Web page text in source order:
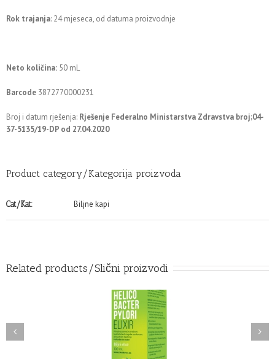
Rok trajanja: 24 mjeseca, od datuma proizvodnje
Neto količina: 50 mL
Barcode 3872770000231
Broj i datum rješenja: Rješenje Federalno Ministarstva Zdravstva broj;04-
37-5135/19-DP od 27.04.2020
Product category/Kategorija proizvoda
Cat/Kat: Biljne kapi
Related products/Slični proizvodi
PYLORY